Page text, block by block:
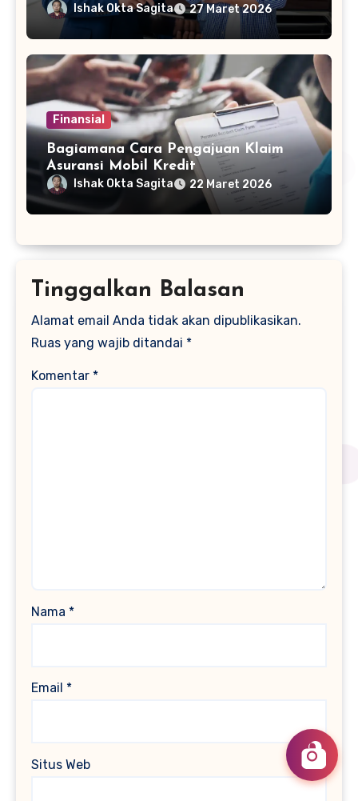
Ishak Okta Sagita 27 Maret 2026
Finansial
Bagiamana Cara Pengajuan Klaim
Asuransi Mobil Kredit
Ishak Okta Sagita 22 Maret 2026
Tinggalkan Balasan
Alamat email Anda tidak akan dipublikasikan.
Ruas yang wajib ditandai *
Komentar *
Nama *
Email *
Situs Web